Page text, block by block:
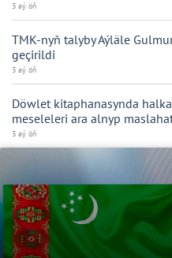
3 aý öň
TMK-nyň talyby Aýläle
geçirildi
3 aý öň
Döwlet kitaphanasynda
meseleleri ara alnyp
3 aý öň